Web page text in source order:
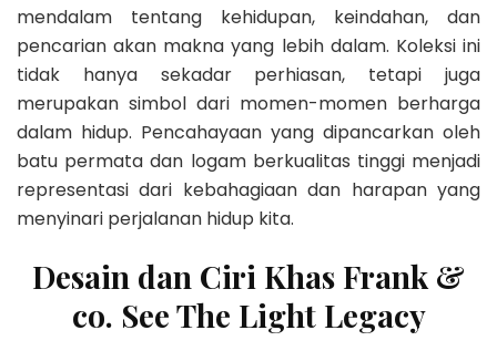
mendalam tentang kehidupan, keindahan, dan
pencarian akan makna yang lebih dalam. Koleksi ini
tidak hanya sekadar perhiasan, tetapi juga
merupakan simbol dari momen-momen berharga
dalam hidup. Pencahayaan yang dipancarkan oleh
batu permata dan logam berkualitas tinggi menjadi
representasi dari kebahagiaan dan harapan yang
menyinari perjalanan hidup kita.
Desain dan Ciri Khas Frank &
co. See The Light Legacy